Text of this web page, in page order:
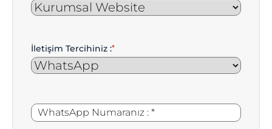
İletişim Tercihiniz :*
WhatsApp
Numaranız
*